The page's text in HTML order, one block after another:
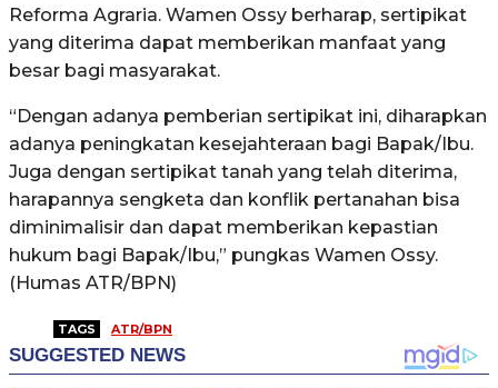
Reforma Agraria. Wamen Ossy berharap, sertipikat
yang diterima dapat memberikan manfaat yang
besar bagi masyarakat.
“Dengan adanya pemberian sertipikat ini, diharapkan
adanya peningkatan kesejahteraan bagi Bapak/Ibu.
Juga dengan sertipikat tanah yang telah diterima,
harapannya sengketa dan konflik pertanahan bisa
diminimalisir dan dapat memberikan kepastian
hukum bagi Bapak/Ibu,” pungkas Wamen Ossy.
(Humas ATR/BPN)
TAGS ATR/BPN